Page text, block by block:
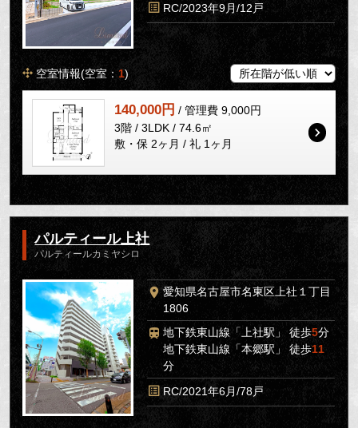
RC/2023年9月/12戸
空室情報(空室：1)
140,000円 / 管理費 9,000円
3階 / 3LDK / 74.6㎡
敷・保 2ヶ月 / 礼 1ヶ月
パルティール上社
パルティールカミヤシロ
愛知県名古屋市名東区上社１丁目
1806
地下鉄東山線「上社駅」 徒歩5分
地下鉄東山線「本郷駅」 徒歩11
分
RC/2021年6月/78戸